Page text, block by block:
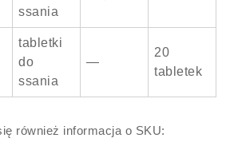
ssania
tabletki
do
ssania
—
20
tabletek
również informacja o SKU: